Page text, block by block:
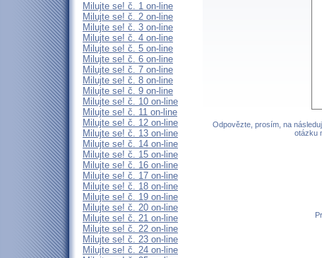
Milujte se! č. 1 on-line
Milujte se! č. 2 on-line
Milujte se! č. 3 on-line
Milujte se! č. 4 on-line
Milujte se! č. 5 on-line
Milujte se! č. 6 on-line
Milujte se! č. 7 on-line
Milujte se! č. 8 on-line
Milujte se! č. 9 on-line
Milujte se! č. 10 on-line
Milujte se! č. 11 on-line
Milujte se! č. 12 on-line
Milujte se! č. 13 on-line
Milujte se! č. 14 on-line
Milujte se! č. 15 on-line
Milujte se! č. 16 on-line
Milujte se! č. 17 on-line
Milujte se! č. 18 on-line
Milujte se! č. 19 on-line
Milujte se! č. 20 on-line
Milujte se! č. 21 on-line
Milujte se! č. 22 on-line
Milujte se! č. 23 on-line
Milujte se! č. 24 on-line
Odpovězte, prosím, na
otázku